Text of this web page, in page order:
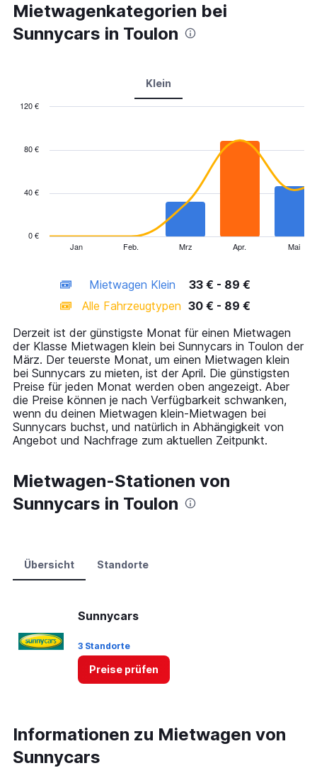
Mietwagenkategorien bei
Sunnycars in Toulon
Klein
has
displaying
categories.
14
categories.
The
chart
has
1
Y
axis
displaying
values.
0
to
120.
Jan Feb. Mrz Apr. Mai
0 €
40 €
80 €
120 €
Mietwagen Klein
33 € - 89 €
Alle Fahrzeugtypen 30 € - 89 €
Derzeit ist der günstigste Monat für einen Mietwagen
der Klasse Mietwagen klein bei Sunnycars in Toulon der
März. Der teuerste Monat, um einen Mietwagen klein
bei Sunnycars zu mieten, ist der April. Die günstigsten
Preise für jeden Monat werden oben angezeigt. Aber
die Preise können je nach Verfügbarkeit schwanken,
wenn du deinen Mietwagen klein-Mietwagen bei
Sunnycars buchst, und natürlich in Abhängigkeit von
Angebot und Nachfrage zum aktuellen Zeitpunkt.
Mietwagen-Stationen von
Sunnycars in Toulon
Übersicht Standorte
Sunnycars
3 Standorte
Preise prüfen
Informationen zu Mietwagen von
Sunnycars